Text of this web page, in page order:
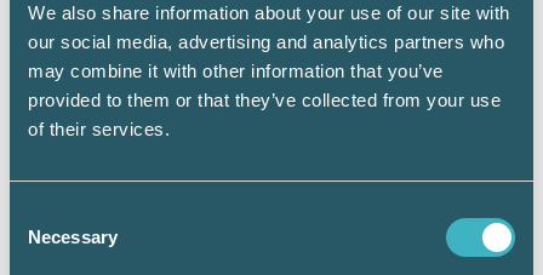
We also share information about your use of our site with
our social media, advertising and analytics partners who
may combine it with other information that you’ve
provided to them or that they’ve collected from your use
of their services.
Selection
Necessary
högt på agendan. Vi samverkar exempelvis
med bådeEBM, SKVochF-kassanoch på Srf
dagen den 20 mars kommer vi att ha flera
programpunkter som lyfter detta viktiga
Hållbarhet